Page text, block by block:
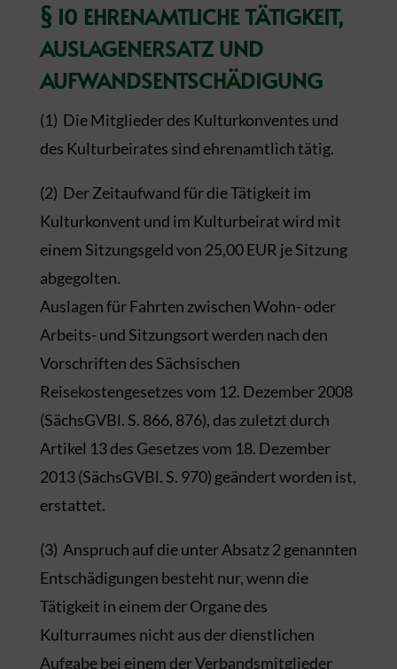
§ 10 EHRENAMTLICHE TÄTIGKEIT,
AUSLAGENERSATZ UND
AUFWANDSENTSCHÄDIGUNG
(1) Die Mitglieder des Kulturkonventes und
des Kulturbeirates sind ehrenamtlich tätig.
(2) Der Zeitaufwand für die Tätigkeit im
Kulturkonvent und im Kulturbeirat wird mit
einem Sitzungsgeld von 25,00 EUR je Sitzung
abgegolten.
Auslagen für Fahrten zwischen Wohn- oder
Arbeits- und Sitzungsort werden nach den
Vorschriften des Sächsischen
Reisekostengesetzes vom 12. Dezember 2008
(SächsGVBl. S. 866, 876), das zuletzt durch
Artikel 13 des Gesetzes vom 18. Dezember
2013 (SächsGVBl. S. 970) geändert worden ist,
erstattet.
(3) Anspruch auf die unter Absatz 2 genannten
Entschädigungen besteht nur, wenn die
Tätigkeit in einem der Organe des
Kulturraumes nicht aus der dienstlichen
Aufgabe bei einem der Verbandsmitglieder